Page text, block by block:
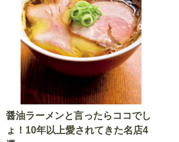
醤油ラーメンと言ったらココでし
ょ！10年以上愛されてきた名店4